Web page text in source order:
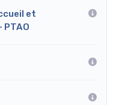
et